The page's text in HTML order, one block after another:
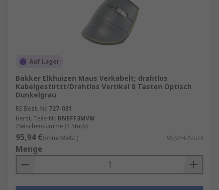
Auf Lager
Bakker Elkhuizen Maus Verkabelt; drahtlos
Kabelgestützt/Drahtlos Vertikal 8 Tasten Optisch
Dunkelgrau
RS Best.-Nr. 727-031
Herst. Teile-Nr. BNEFF3MVM
Zwischensumme (1 Stück)
95,94 €(ohne MwSt.) 95,94 €/Stück
Menge